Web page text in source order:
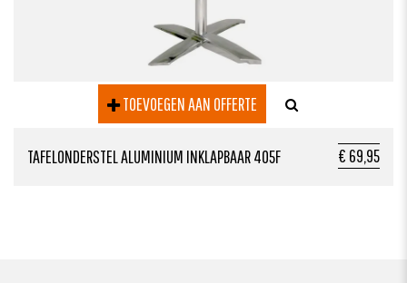
TOEVOEGEN AAN OFFERTE
€ 69,95
TAFELONDERSTEL ALUMINIUM INKLAPBAAR 405F